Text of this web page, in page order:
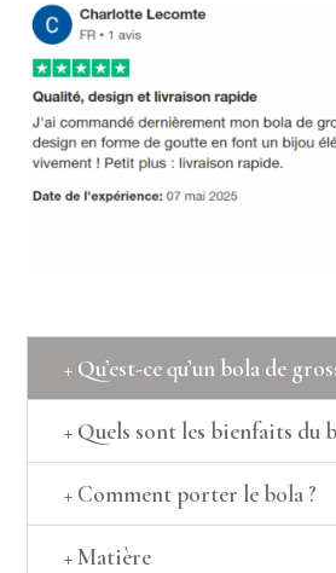
+ Qu’est-ce qu’un bola de
+ Quels sont les bienfaits du
+ Comment porter le bola ?
+ Matière